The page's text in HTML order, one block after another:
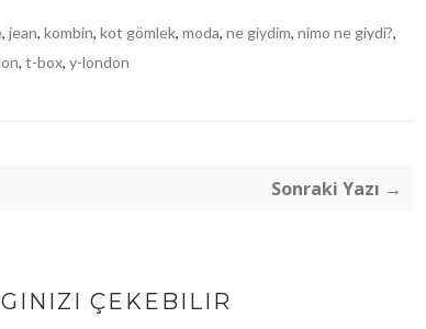
, jean, kombin, kot gömlek, moda, ne giydim, nimo ne giydi?,
, t-box, y-london
Sonraki Yazı →
ÇEKEBILIR